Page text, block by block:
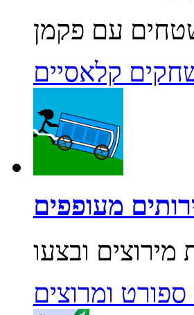
קלאסיים
מעופפים
ומרוצים